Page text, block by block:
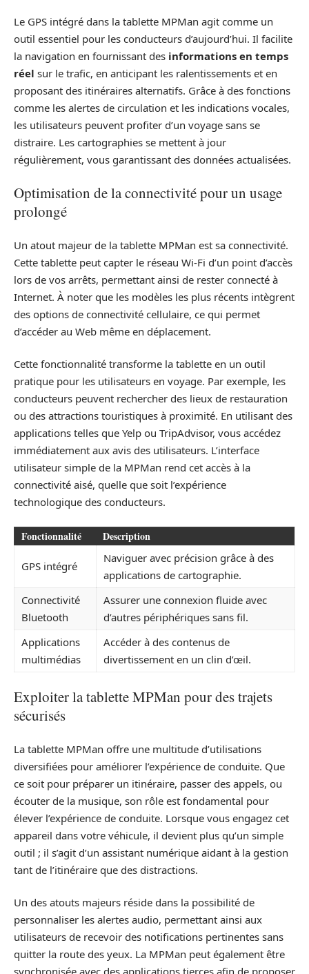
Le GPS intégré dans la tablette MPMan agit comme un
outil essentiel pour les conducteurs d’aujourd’hui. Il facilite
la navigation en fournissant des informations en temps
réel sur le trafic, en anticipant les ralentissements et en
proposant des itinéraires alternatifs. Grâce à des fonctions
comme les alertes de circulation et les indications vocales,
les utilisateurs peuvent profiter d’un voyage sans se
distraire. Les cartographies se mettent à jour
régulièrement, vous garantissant des données actualisées.
Optimisation de la connectivité pour un usage
prolongé
Un atout majeur de la tablette MPMan est sa connectivité.
Cette tablette peut capter le réseau Wi-Fi d’un point d’accès
lors de vos arrêts, permettant ainsi de rester connecté à
Internet. À noter que les modèles les plus récents intègrent
des options de connectivité cellulaire, ce qui permet
d’accéder au Web même en déplacement.
Cette fonctionnalité transforme la tablette en un outil
pratique pour les utilisateurs en voyage. Par exemple, les
conducteurs peuvent rechercher des lieux de restauration
ou des attractions touristiques à proximité. En utilisant des
applications telles que Yelp ou TripAdvisor, vous accédez
immédiatement aux avis des utilisateurs. L’interface
utilisateur simple de la MPMan rend cet accès à la
connectivité aisé, quelle que soit l’expérience
technologique des conducteurs.
Fonctionnalité Description
GPS intégré
Naviguer avec précision grâce à des
applications de cartographie.
Connectivité
Bluetooth
Assurer une connexion fluide avec
d’autres périphériques sans fil.
Applications
multimédias
Accéder à des contenus de
divertissement en un clin d’œil.
Exploiter la tablette MPMan pour des trajets
sécurisés
La tablette MPMan offre une multitude d’utilisations
diversifiées pour améliorer l’expérience de conduite. Que
ce soit pour préparer un itinéraire, passer des appels, ou
écouter de la musique, son rôle est fondamental pour
élever l’expérience de conduite. Lorsque vous engagez cet
appareil dans votre véhicule, il devient plus qu’un simple
outil ; il s’agit d’un assistant numérique aidant à la gestion
tant de l’itinéraire que des distractions.
Un des atouts majeurs réside dans la possibilité de
personnaliser les alertes audio, permettant ainsi aux
utilisateurs de recevoir des notifications pertinentes sans
quitter la route des yeux. La MPMan peut également être